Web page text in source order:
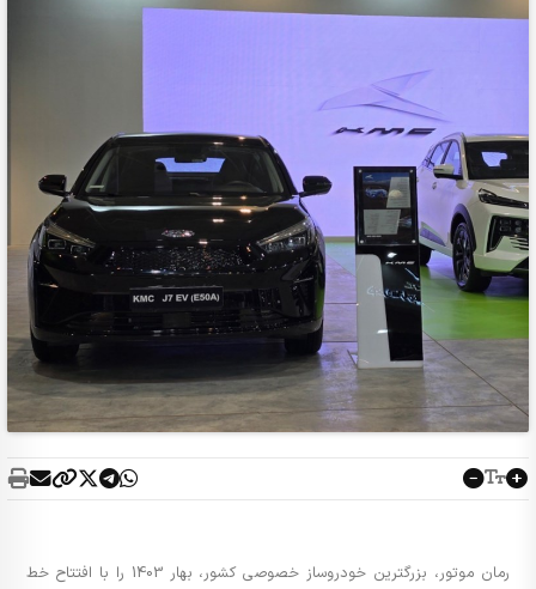
رمان موتور، بزرگترین خودروساز خصوصی کشور، بهار 1403 را با افتتاح خط